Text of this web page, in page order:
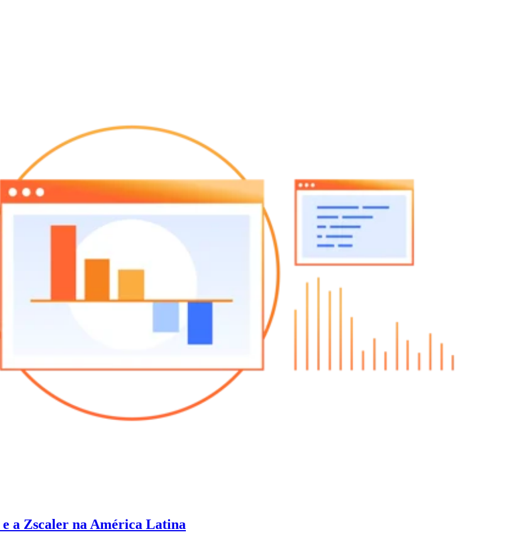
a Zscaler na América Latina